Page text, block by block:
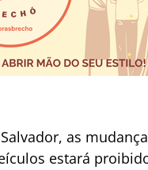
as
estará